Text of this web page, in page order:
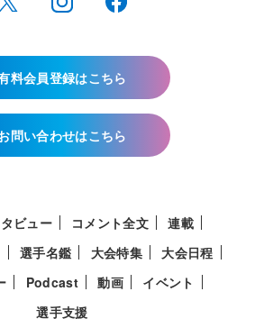
料会員登録はこちら
問い合わせはこちら
ビュー コメント全文
連載
選手名鑑 大会特集
大会日程
Podcast 動画
イベント
選手支援